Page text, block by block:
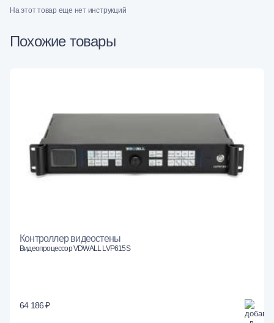
На этот товар еще нет инструкций
Похожие товары
Контроллер видеостены
Видеопроцессор VDWALL LVP615S
64 186 ₽